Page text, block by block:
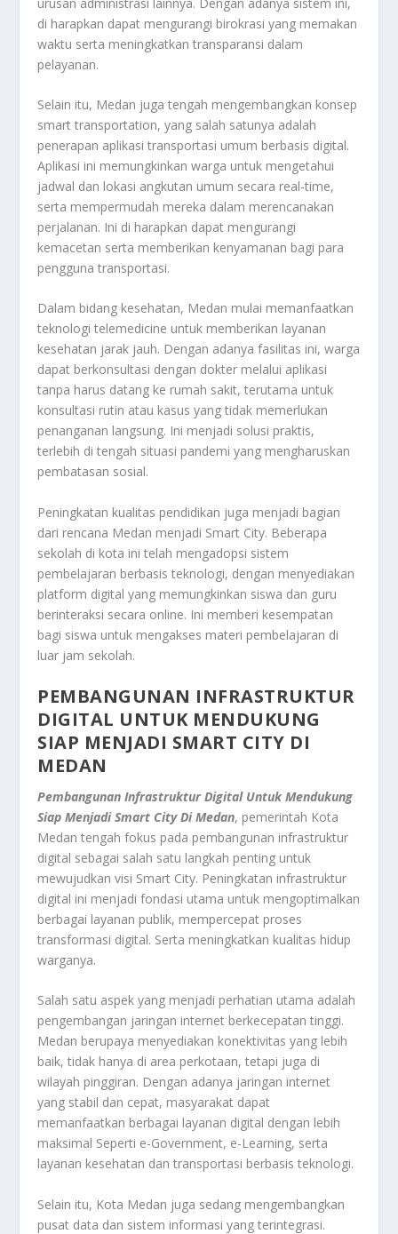
di harapkan dapat mengurangi birokrasi yang memakan
waktu serta meningkatkan transparansi dalam
pelayanan.
Selain itu, Medan juga tengah mengembangkan konsep
smart transportation, yang salah satunya adalah
penerapan aplikasi transportasi umum berbasis digital.
Aplikasi ini memungkinkan warga untuk mengetahui
jadwal dan lokasi angkutan umum secara real-time,
serta mempermudah mereka dalam merencanakan
perjalanan. Ini di harapkan dapat mengurangi
kemacetan serta memberikan kenyamanan bagi para
pengguna transportasi.
Dalam bidang kesehatan, Medan mulai memanfaatkan
teknologi telemedicine untuk memberikan layanan
kesehatan jarak jauh. Dengan adanya fasilitas ini, warga
dapat berkonsultasi dengan dokter melalui aplikasi
tanpa harus datang ke rumah sakit, terutama untuk
konsultasi rutin atau kasus yang tidak memerlukan
penanganan langsung. Ini menjadi solusi praktis,
terlebih di tengah situasi pandemi yang mengharuskan
pembatasan sosial.
Peningkatan kualitas pendidikan juga menjadi bagian
dari rencana Medan menjadi Smart City. Beberapa
sekolah di kota ini telah mengadopsi sistem
pembelajaran berbasis teknologi, dengan menyediakan
platform digital yang memungkinkan siswa dan guru
berinteraksi secara online. Ini memberi kesempatan
bagi siswa untuk mengakses materi pembelajaran di
luar jam sekolah.
PEMBANGUNAN INFRASTRUKTUR
DIGITAL UNTUK MENDUKUNG
SIAP MENJADI SMART CITY DI
MEDAN
Pembangunan Infrastruktur Digital Untuk Mendukung
Siap Menjadi Smart City Di Medan, pemerintah Kota
Medan tengah fokus pada pembangunan infrastruktur
digital sebagai salah satu langkah penting untuk
mewujudkan visi Smart City. Peningkatan infrastruktur
digital ini menjadi fondasi utama untuk mengoptimalkan
berbagai layanan publik, mempercepat proses
transformasi digital. Serta meningkatkan kualitas hidup
warganya.
Salah satu aspek yang menjadi perhatian utama adalah
pengembangan jaringan internet berkecepatan tinggi.
Medan berupaya menyediakan konektivitas yang lebih
baik, tidak hanya di area perkotaan, tetapi juga di
wilayah pinggiran. Dengan adanya jaringan internet
yang stabil dan cepat, masyarakat dapat
memanfaatkan berbagai layanan digital dengan lebih
maksimal Seperti e-Government, e-Learning, serta
layanan kesehatan dan transportasi berbasis teknologi.
Selain itu, Kota Medan juga sedang mengembangkan
pusat data dan sistem informasi yang terintegrasi.